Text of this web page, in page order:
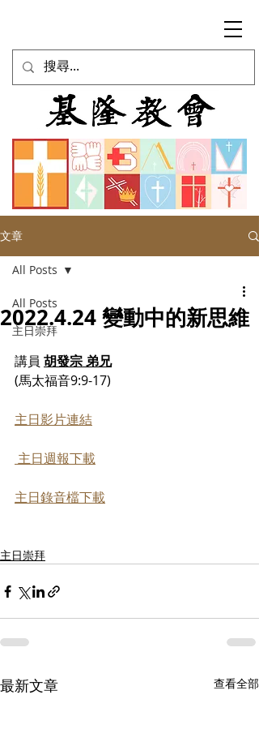
文章
All Posts
主日崇拜
All Posts
2022.4.24 變動中的新思維
講員 胡發宗 弟兄
(馬太福音9:9-17)
主日影片連結
主日週報下載
主日錄音檔下載
主日崇拜
最新文章 查看全部